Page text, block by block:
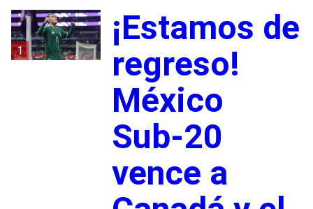
1
¡Estamos de
regreso!
México
Sub-20
vence a